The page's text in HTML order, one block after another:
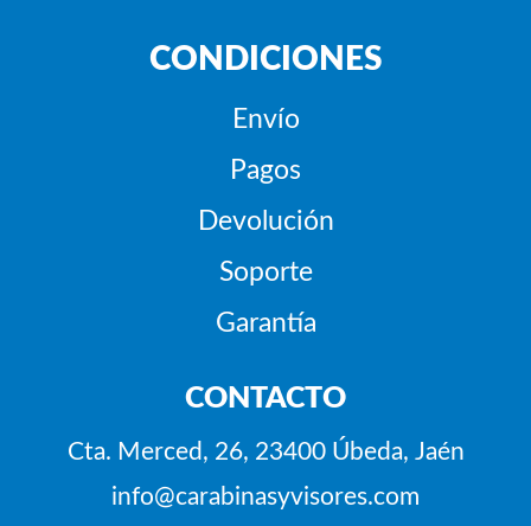
CONDICIONES
Envío
Pagos
Devolución
Soporte
Garantía
CONTACTO
Cta. Merced, 26, 23400 Úbeda, Jaén
info@carabinasyvisores.com